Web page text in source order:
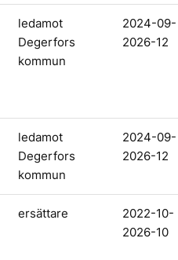
ledamot
Degerfors
kommun
2024-09-
2026-12
ledamot
Degerfors
kommun
2024-09-
2026-12
ersättare
2022-10-
2026-10